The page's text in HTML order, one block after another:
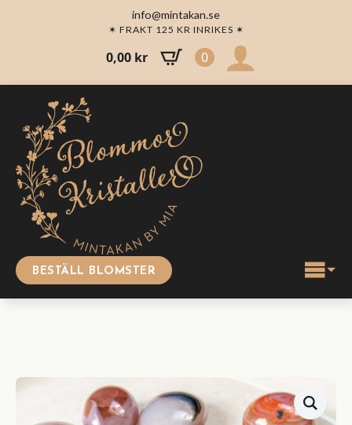
info@mintakan.se
✶ FRAKT 125 KR INRIKES ✶
0,00 kr 0
BESTÄLL BLOMSTER